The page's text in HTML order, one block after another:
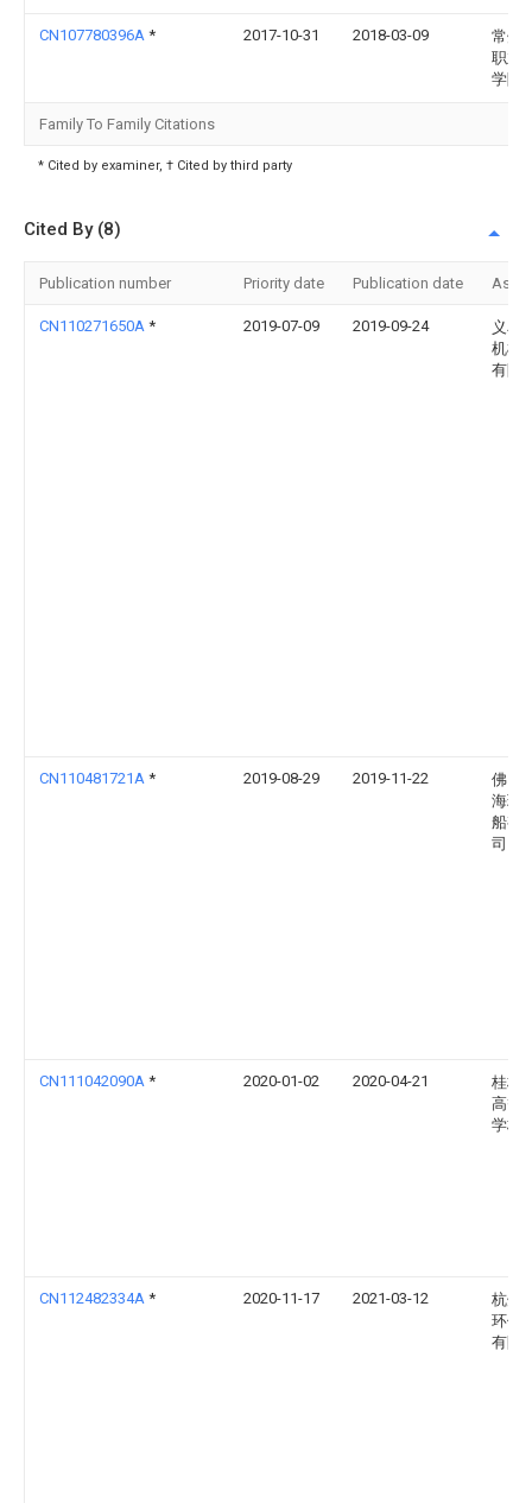
CN107780396A * 2017-10-31 2018-03-09
常州
职业
学院
Family To Family Citations
* Cited by examiner, † Cited by third party
Cited By (8)
Publication number Priority date Publication date
CN110271650A * 2019-07-09 2019-09-24
义乌
机械
有限
CN110481721A * 2019-08-29 2019-11-22
佛山
海珠
船有
司
CN111042090A * 2020-01-02 2020-04-21
桂林
高等
学校
CN112482334A * 2020-11-17 2021-03-12
杭州
环保
有限